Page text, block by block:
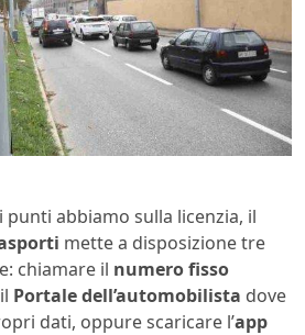
abbiamo sulla licenzia, il
mette a disposizione tre
chiamare il numero fisso
Portale dell’automobilista dove
dati, oppure scaricare l’app